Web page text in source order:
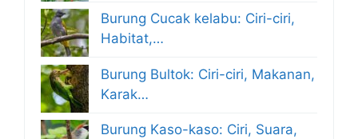
Burung Cucak kelabu: Ciri-ciri,
Habitat,…
Burung Bultok: Ciri-ciri, Makanan,
Karak…
Burung Kaso-kaso: Ciri, Suara,